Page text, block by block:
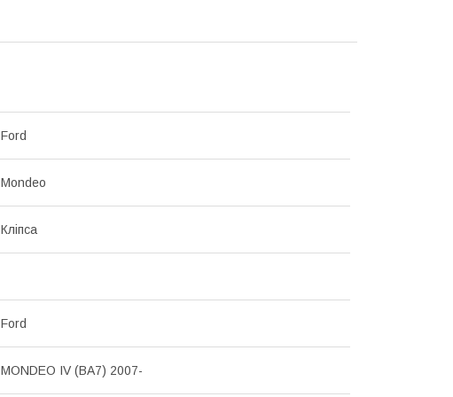
Ford
Mondeo
Кліпса
Ford
MONDEO IV (BA7) 2007-